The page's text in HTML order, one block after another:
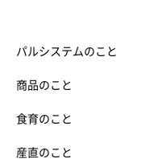
パルシステムのこと
商品のこと
食育のこと
産直のこと